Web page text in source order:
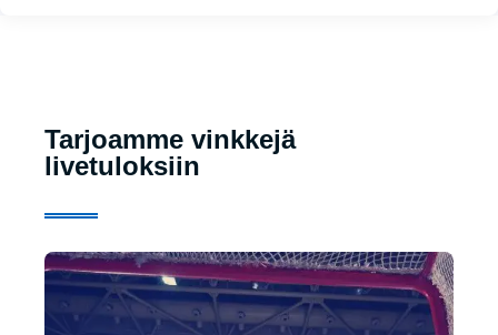
Tarjoamme vinkkejä
livetuloksiin